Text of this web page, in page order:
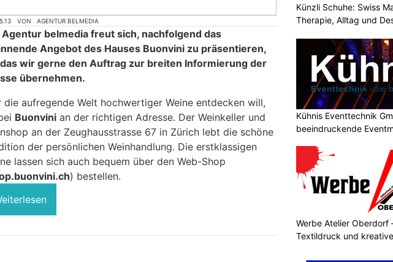
VON AGENTUR BELMEDIA
Agentur belmedia freut sich, nachfolgend das
Angebot des Hauses Buonvini zu präsentieren,
wir gerne den Auftrag zur breiten Informierung der
übernehmen.
die aufregende Welt hochwertiger Weine entdecken will,
Buonvini an der richtigen Adresse. Der Weinkeller und
an der Zeughausstrasse 67 in Zürich lebt die schöne
der persönlichen Weinhandlung. Die erstklassigen
lassen sich auch bequem über den Web-Shop
) bestellen.
Künzli Schuhe: Swiss
Therapie, Alltag und
Kühnis Eventtechnik
beeindruckende
Werbe Atelier Oberdorf
Textildruck und